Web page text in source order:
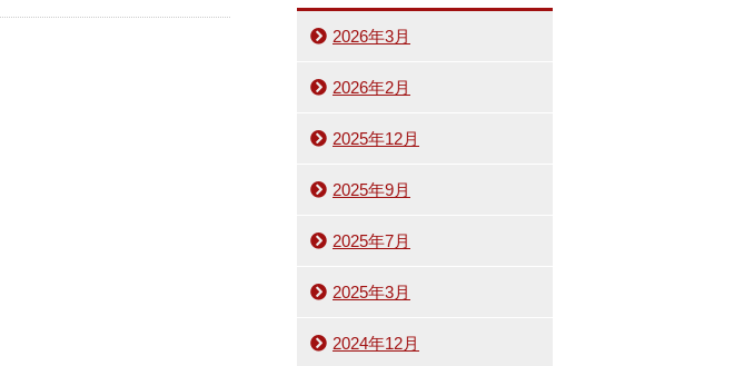
2026年3月
2026年2月
2025年12月
2025年9月
2025年7月
2025年3月
2024年12月